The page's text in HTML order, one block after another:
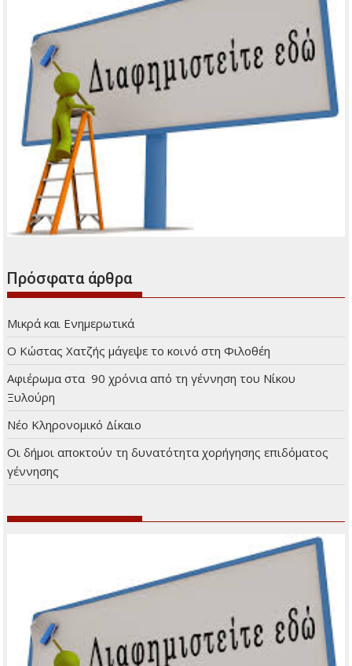
Πρόσφατα άρθρα
Μικρά και Ενημερωτικά
Ο Κώστας Χατζής μάγεψε το κοινό στη Φιλοθέη
Αφιέρωμα στα 90 χρόνια από τη γέννηση του Νίκου
Ξυλούρη
Νέο Κληρονομικό Δίκαιο
Οι δήμοι αποκτούν τη δυνατότητα χορήγησης επιδόματος
γέννησης